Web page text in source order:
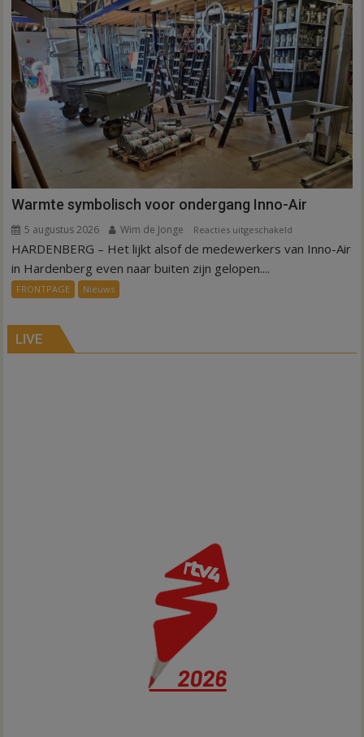
weg
in
Hardenberg
en
Sibculo
Warmte symbolisch voor ondergang Inno-Air
5 augustus 2026 Wim de Jonge Reacties uitgeschakeld
Warmte
HARDENBERG – Het lijkt alsof de medewerkers van Inno-Air
in Hardenberg even naar buiten zijn gelopen....
FRONTPAGE Nieuws
LIVE